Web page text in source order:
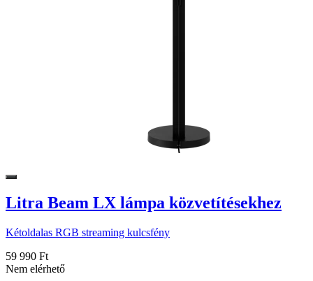
Litra Beam LX lámpa közvetítésekhez
Kétoldalas RGB streaming kulcsfény
59 990 Ft
Nem elérhető